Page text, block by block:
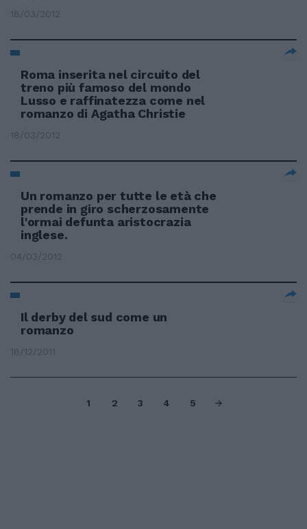
18/03/2012
Roma inserita nel circuito del
treno più famoso del mondo
Lusso e raffinatezza come nel
romanzo di Agatha Christie
18/03/2012
Un romanzo per tutte le età che
prende in giro scherzosamente
l'ormai defunta aristocrazia
inglese.
04/03/2012
Il derby del sud come un
romanzo
18/12/2011
1 2 3 4 5